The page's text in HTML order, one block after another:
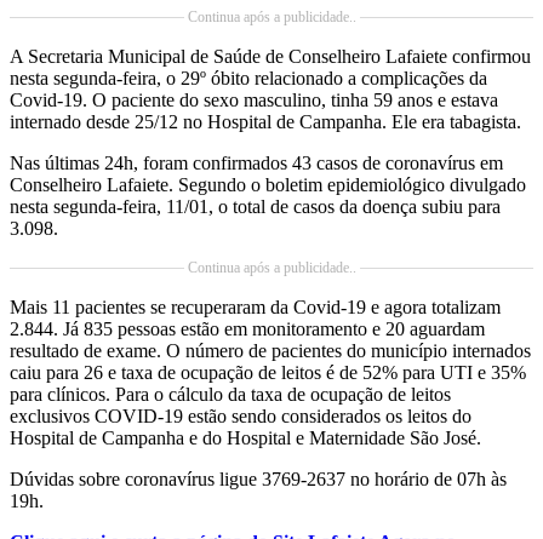
Continua após a publicidade..
A Secretaria Municipal de Saúde de Conselheiro Lafaiete confirmou
nesta segunda-feira, o 29º óbito relacionado a complicações da
Covid-19. O paciente do sexo masculino, tinha 59 anos e estava
internado desde 25/12 no Hospital de Campanha. Ele era tabagista.
Nas últimas 24h, foram confirmados 43 casos de coronavírus em
Conselheiro Lafaiete. Segundo o boletim epidemiológico divulgado
nesta segunda-feira, 11/01, o total de casos da doença subiu para
3.098.
Continua após a publicidade..
Mais 11 pacientes se recuperaram da Covid-19 e agora totalizam
2.844. Já 835 pessoas estão em monitoramento e 20 aguardam
resultado de exame. O número de pacientes do município internados
caiu para 26 e taxa de ocupação de leitos é de 52% para UTI e 35%
para clínicos. Para o cálculo da taxa de ocupação de leitos
exclusivos COVID-19 estão sendo considerados os leitos do
Hospital de Campanha e do Hospital e Maternidade São José.
Dúvidas sobre coronavírus ligue 3769-2637 no horário de 07h às
19h.